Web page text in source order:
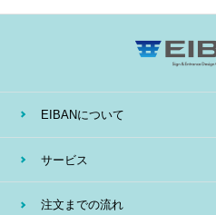
EIBANについて
サービス
注文までの流れ